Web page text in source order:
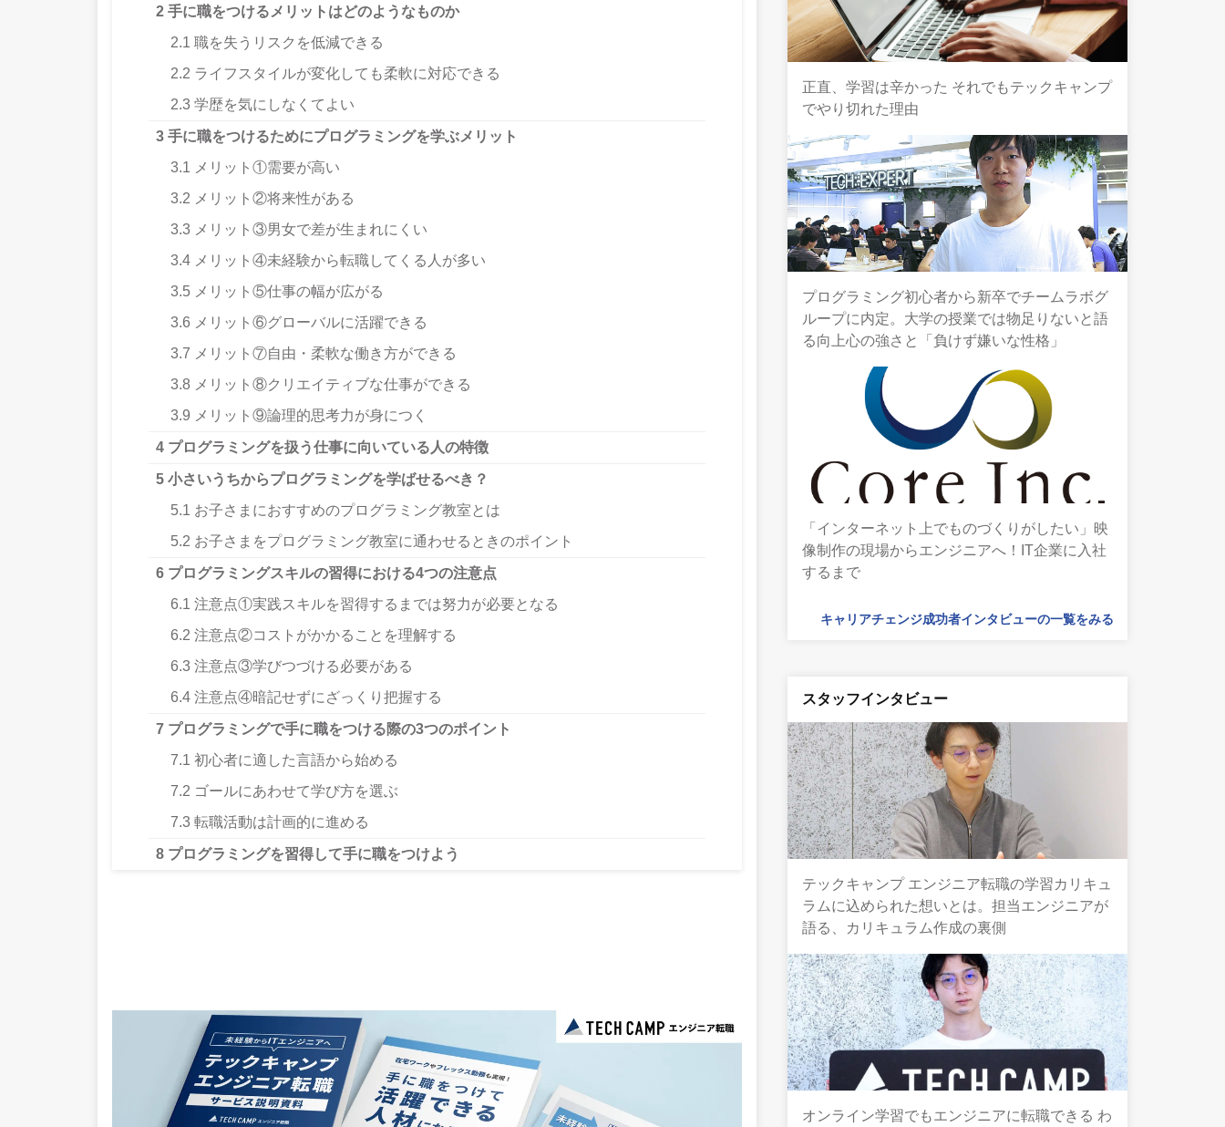
2 手に職をつけるメリットはどのようなものか
2.1 職を失うリスクを低減できる
2.2 ライフスタイルが変化しても柔軟に対応できる
2.3 学歴を気にしなくてよい
3 手に職をつけるためにプログラミングを学ぶメリット
3.1 メリット①需要が高い
3.2 メリット②将来性がある
3.3 メリット③男女で差が生まれにくい
3.4 メリット④未経験から転職してくる人が多い
3.5 メリット⑤仕事の幅が広がる
3.6 メリット⑥グローバルに活躍できる
3.7 メリット⑦自由・柔軟な働き方ができる
3.8 メリット⑧クリエイティブな仕事ができる
3.9 メリット⑨論理的思考力が身につく
4 プログラミングを扱う仕事に向いている人の特徴
5 小さいうちからプログラミングを学ばせるべき？
5.1 お子さまにおすすめのプログラミング教室とは
5.2 お子さまをプログラミング教室に通わせるときのポイント
6 プログラミングスキルの習得における4つの注意点
6.1 注意点①実践スキルを習得するまでは努力が必要となる
6.2 注意点②コストがかかることを理解する
6.3 注意点③学びつづける必要がある
6.4 注意点④暗記せずにざっくり把握する
7 プログラミングで手に職をつける際の3つのポイント
7.1 初心者に適した言語から始める
7.2 ゴールにあわせて学び方を選ぶ
7.3 転職活動は計画的に進める
8 プログラミングを習得して手に職をつけよう
正直、学習は辛かった それでもテックキャンプ
でやり切れた理由
プログラミング初心者から新卒でチームラボグ
ループに内定。大学の授業では物足りないと語
る向上心の強さと「負けず嫌いな性格」
「インターネット上でものづくりがしたい」映
像制作の現場からエンジニアへ！IT企業に入社
するまで
キャリアチェンジ成功者インタビューの一覧をみる
スタッフインタビュー
テックキャンプ エンジニア転職の学習カリキュ
ラムに込められた想いとは。担当エンジニアが
語る、カリキュラム作成の裏側
オンライン学習でもエンジニアに転職できる わ